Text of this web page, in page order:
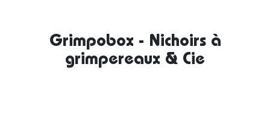
Grimpobox - Nichoirs à
grimpereaux & Cie